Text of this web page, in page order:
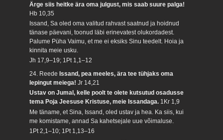
Ärge siis heitke ära oma julgust, mis saab suure palga!
Hb 10,35
Issand, Sa oled oma valitud rahvast saatnud ja hoidnud
tänase päevani, toonud läbi erinevatest olukordadest.
Palume Püha Vaimu, et me ei eksiks Sinu teedelt. Hoia ja
kinnita meie usku.
Jh 17,9–19; 1Pt 1,1–12
24. ReedeIssand, pea meeles, ära tee tühjaks oma
lepingut meiega!Jr 14,21
Ustav on Jumal, kelle poolt te olete kutsutud osadusse
tema Poja Jeesuse Kristuse, meie Issandaga. 1Kr 1,9
Me täname, et Sina, Issand, oled ustav ja hea. Ka siis, kui
me komistame, annad Sa kahetsejale uue võimaluse.
1Pt 2,1–10; 1Pt 1,13–16